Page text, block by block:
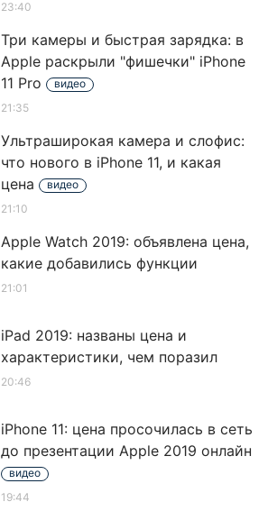
23:40
Три камеры и быстрая зарядка: в
Apple раскрыли "фишечки" iPhone
11 Prо
видео
21:35
Ультраширокая камера и слофис:
что нового в iPhone 11, и какая
цена
видео
21:10
Apple Watch 2019: объявлена цена,
какие добавились функции
21:01
iPad 2019: названы цена и
характеристики, чем поразил
20:46
iPhone 11: цена просочилась в сеть
до презентации Apple 2019 онлайн
видео
19:44